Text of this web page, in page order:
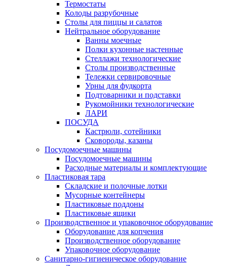
Термостаты
Колоды разрубочные
Столы для пиццы и салатов
Нейтральное оборудование
Ванны моечные
Полки кухонные настенные
Стеллажи технологические
Столы производственные
Тележки сервировочные
Урны для фудкорта
Подтоварники и подставки
Рукомойники технологические
ЛАРИ
ПОСУДА
Кастрюли, сотейники
Сковороды, казаны
Посудомоечные машины
Посудомоечные машины
Расходные материалы и комплектующие
Пластиковая тара
Складские и полочные лотки
Мусорные контейнеры
Пластиковые поддоны
Пластиковые ящики
Производственное и упаковочное оборудование
Оборудование для копчения
Производственное оборудование
Упаковочное оборудование
Санитарно-гигиеническое оборудование